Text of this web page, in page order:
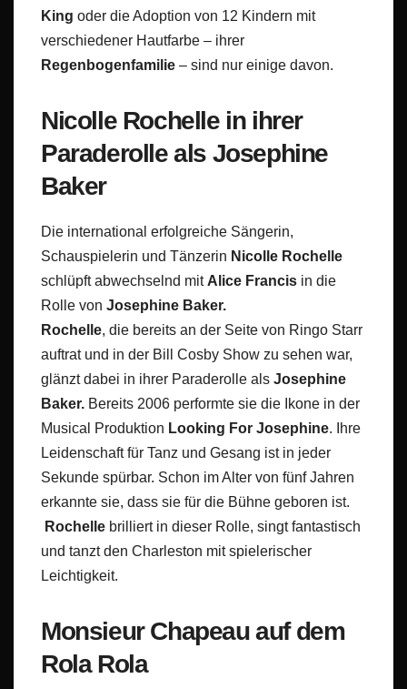
King oder die Adoption von 12 Kindern mit
verschiedener Hautfarbe – ihrer
Regenbogenfamilie – sind nur einige davon.
Nicolle Rochelle in ihrer
Paraderolle als Josephine
Baker
Die international erfolgreiche Sängerin,
Schauspielerin und Tänzerin Nicolle Rochelle
schlüpft abwechselnd mit Alice Francis in die
Rolle von Josephine Baker.
Rochelle, die bereits an der Seite von Ringo Starr
auftrat und in der Bill Cosby Show zu sehen war,
glänzt dabei in ihrer Paraderolle als Josephine
Baker. Bereits 2006 performte sie die Ikone in der
Musical Produktion Looking For Josephine. Ihre
Leidenschaft für Tanz und Gesang ist in jeder
Sekunde spürbar. Schon im Alter von fünf Jahren
erkannte sie, dass sie für die Bühne geboren ist.
Rochelle brilliert in dieser Rolle, singt fantastisch
und tanzt den Charleston mit spielerischer
Leichtigkeit.
Monsieur Chapeau auf dem
Rola Rola